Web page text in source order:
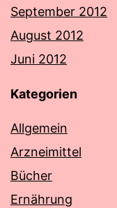
September 2012
August 2012
Juni 2012
Kategorien
Allgemein
Arzneimittel
Bücher
Ernährung